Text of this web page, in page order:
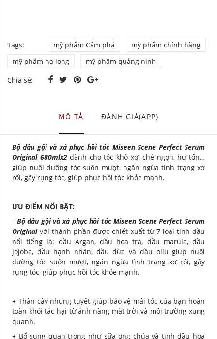
Tags: mỹ phẩm Cẩm phả
mỹ phẩm chính hãng
mỹ phẩm hạ long
mỹ phẩm quảng ninh
Chia sẻ:
MÔ TẢ ĐÁNH GIÁ(APP)
Bộ dầu gội và xả phục hồi tóc Miseen Scene Perfect Serum
Original 680mlx2dành cho tóc khô xơ, chẻ ngọn, hư tổn…
giúp nuôi dưỡng tóc suôn mượt, ngăn ngừa tình trạng xơ
rối, gãy rụng tóc, giúp phục hồi tóc khỏe mạnh.
ƯU ĐIỂM NỔI BẬT:
- Bộ dầu gội và xả phục hồi tóc Miseen Scene Perfect Serum
Originalvới thành phần được chiết xuất từ 7 loại tinh dầu
nổi tiếng là: dầu Argan, dầu hoa trà, dầu marula, dầu
jojoba, dầu hạnh nhân, dầu dừa và dầu oliu giúp nuôi
dưỡng tóc suôn mượt, ngăn ngừa tình trạng xơ rối, gãy
rụng tóc, giúp phục hồi tóc khỏe mạnh.
+ Thân cây nhung tuyết giúp bảo vệ mái tóc của bạn hoàn
toàn khỏi tác hại từ ánh nắng mặt trời và môi trường xung
quanh.
+ Bổ sung quan trọng như sữa ong chúa và tinh dầu hoa